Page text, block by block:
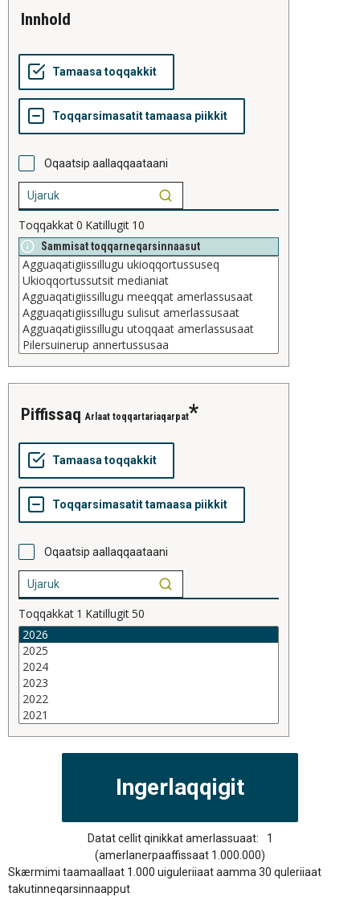
innhold
Oqaatsip aallaqqaataani
Toqqakkat0 Katillugit 10
Sammisat toqqarneqarsinnaasut
piffissaq Arlaat toqqartariaqarpat
Oqaatsip aallaqqaataani
Toqqakkat 1 Katillugit50
Datat cellit qinikkat amerlassuaat:
1
(amerlanerpaaffissaat 1.000.000)
Skærmimi taamaallaat 1.000 uiguleriiaat aamma 30 quleriiaat
takutinneqarsinnaapput